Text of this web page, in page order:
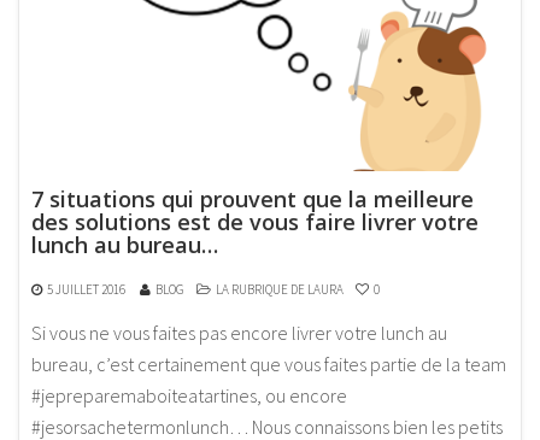
7 situations qui prouvent que la meilleure
des solutions est de vous faire livrer votre
lunch au bureau…
5 JUILLET 2016 BLOG LA RUBRIQUE DE LAURA 0
Si vous ne vous faites pas encore livrer votre lunch au
bureau, c’est certainement que vous faites partie de la team
#jepreparemaboiteatartines, ou encore
#jesorsachetermonlunch… Nous connaissons bien les petits